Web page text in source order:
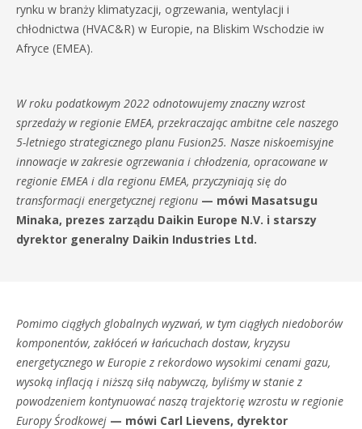
rynku w branży klimatyzacji, ogrzewania, wentylacji i
chłodnictwa (HVAC&R) w Europie, na Bliskim Wschodzie iw
Afryce (EMEA).
W roku podatkowym 2022 odnotowujemy znaczny wzrost
sprzedaży w regionie EMEA, przekraczając ambitne cele naszego
5-letniego strategicznego planu Fusion25. Nasze niskoemisyjne
innowacje w zakresie ogrzewania i chłodzenia, opracowane w
regionie EMEA i dla regionu EMEA, przyczyniają się do
transformacji energetycznej regionu — mówi Masatsugu
Minaka, prezes zarządu Daikin Europe N.V. i starszy
dyrektor generalny Daikin Industries Ltd.
Pomimo ciągłych globalnych wyzwań, w tym ciągłych niedoborów
komponentów, zakłóceń w łańcuchach dostaw, kryzysu
energetycznego w Europie z rekordowo wysokimi cenami gazu,
wysoką inflacją i niższą siłą nabywczą, byliśmy w stanie z
powodzeniem kontynuować naszą trajektorię wzrostu w regionie
Europy Środkowej — mówi Carl Lievens, dyrektor